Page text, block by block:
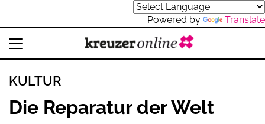
Powered by Translate
KULTUR
Die Reparatur der Welt